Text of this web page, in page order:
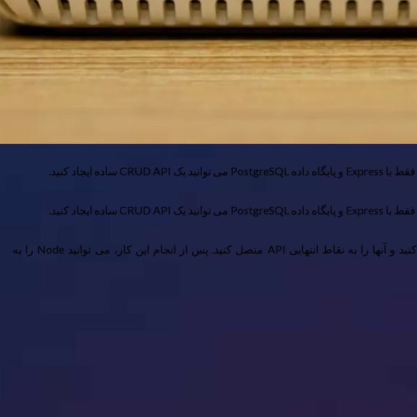
با ایجاد یک سرور Express شروع کنید که PostgreSQL را به آن متصل خواهید کرد. سپس، توابع CRUD را ایجاد کنید و آنها را به نقاط انتهایی API متصل کنید. پس از انجام این کار، می توانید Node را به